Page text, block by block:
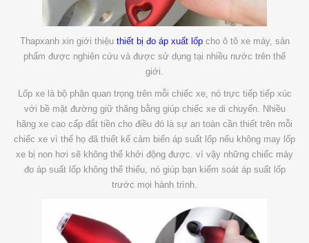
Thapxanh xin giới thiệu thiết bị đo áp xuất lốpcho ô tô xe máy, sản
phẩm được nghiên cứu và được sử dụng tại nhiều nước trên thế
giới.
Lốp xe là bộ phận quan trọng trên mỗi chiếc xe, nó trực tiếp tiếp xúc
với bề mặt đường giữ thăng bằng giúp chiếc xe di chuyển. Nhiều
hãng xe cao cấp đắt tiền cho điều đó là sự an toàn cần thiết trên mỗi
chiếc xe vì thế họ đã thiết kế cảm biến áp suất lốp nếu không may lốp
xe bị non hơi sẽ không thể khởi động được. vì vậy những chiếc máy
đo áp suất lốp không thể thiếu, nó giúp bạn kiểm soát áp suất lốp
trước mọi hành trình.